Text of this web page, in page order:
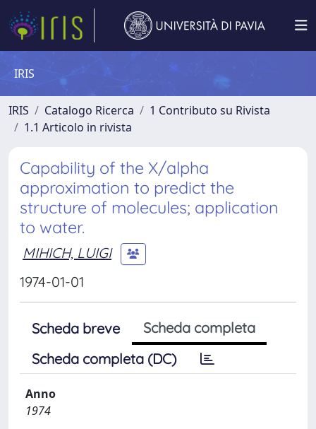
IRIS
IRIS Catalogo Ricerca
1 Contributo su Rivista
1.1 Articolo in rivista
Capability of the X/alpha
approximation to predict the
structure of molecules; application
to water.
MIHICH, LUIGI
1974-01-01
Scheda breve
Scheda completa
Scheda completa (DC)
Anno
1974